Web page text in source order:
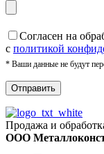
Cогласен на
с политикой
* Ваши данные не будут
Продажа и
ООО